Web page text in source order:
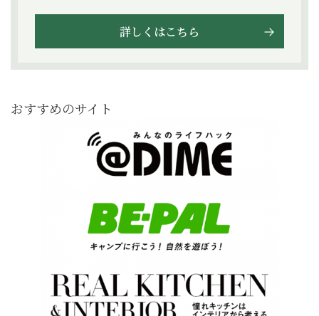
詳しくはこちら
おすすめのサイト